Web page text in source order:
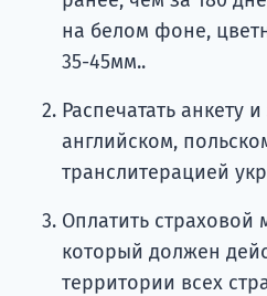
на белом фоне,
35-45мм..
Распечатать анкету
английском,
транслитерацией
Оплатить
который должен
территории всех